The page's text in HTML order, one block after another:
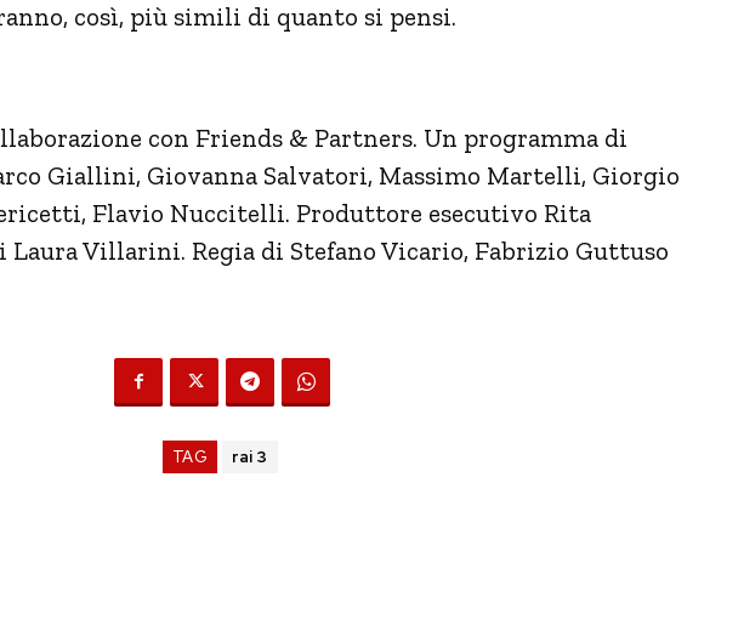
così, più simili di quanto si pensi.
con Friends & Partners. Un programma di
Giallini, Giovanna Salvatori, Massimo Martelli, Giorgio
Flavio Nuccitelli. Produttore esecutivo Rita
Laura Villarini. Regia di Stefano Vicario, Fabrizio Guttuso
TAG rai 3